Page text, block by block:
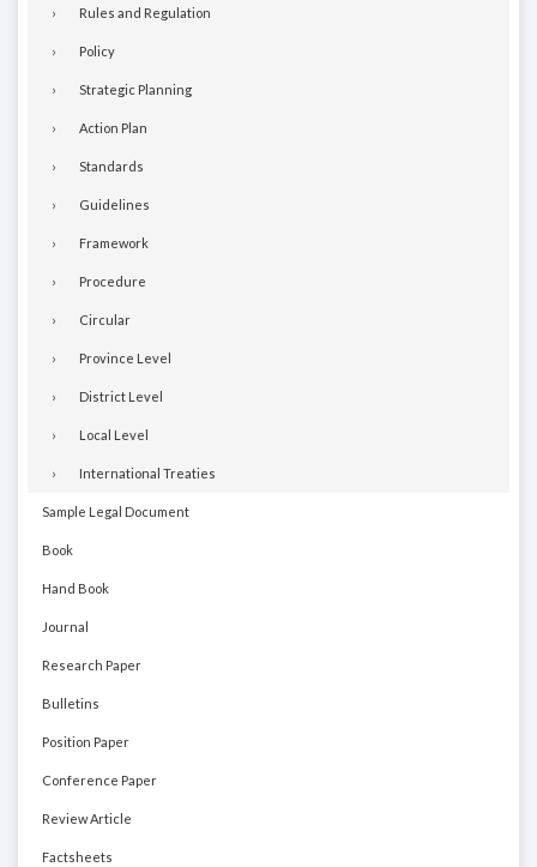
Rules and Regulation
Policy
Strategic Planning
Action Plan
Standards
Guidelines
Framework
Procedure
Circular
Province Level
District Level
Local Level
International Treaties
Sample Legal Document
Book
Hand Book
Journal
Research Paper
Bulletins
Position Paper
Conference Paper
Review Article
Factsheets